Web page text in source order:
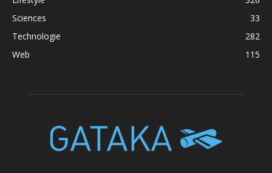
Sciences
33
Technologie
282
Web
115